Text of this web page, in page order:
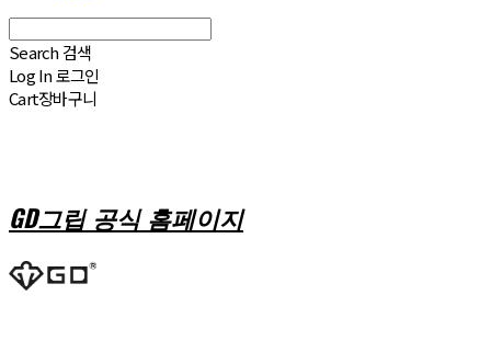
Search 검색
Log In로그인
Cart장바구니
GD그립 공식 홈페이지